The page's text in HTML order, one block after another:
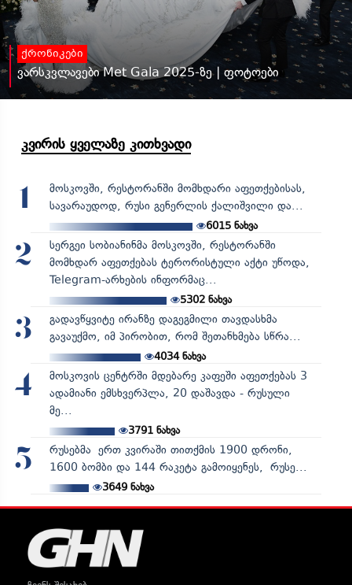
ქრონიკები
ვარსკვლავები Met Gala 2025-ზე | ფოტოები
კვირის ყველაზე კითხვადი
1
მოსკოვში, რესტორანში მომხდარი აფეთქებისას,
სავარაუდოდ, რუსი გენერლის ქალიშვილი და...
6015 ნახვა
2
სერგეი სობიანინმა მოსკოვში, რესტორანში
მომხდარ აფეთქებას ტერორისტული აქტი უწოდა,
Telegram-არხების ინფორმაც...
5302ნახვა
3
გადავწყვიტე ირანზე დაგეგმილი თავდასხმა
გავაუქმო, იმ პირობით, რომ შეთანხმება სწრა...
4034ნახვა
4
მოსკოვის ცენტრში მდებარე კაფეში აფეთქებას 3
ადამიანი ემსხვერპლა, 20 დაშავდა - რუსული
მე...
3791ნახვა
5
რუსებმა ერთ კვირაში თითქმის 1900 დრონი,
1600 ბომბი და 144 რაკეტა გამოიყენეს, რუსე...
3649ნახვა